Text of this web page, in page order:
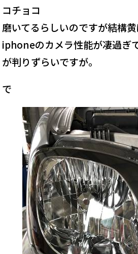
コチョコ
磨いてるらしいのですが結構黄
iphoneのカメラ性能が凄過ぎ
が判りずらいですが。
で